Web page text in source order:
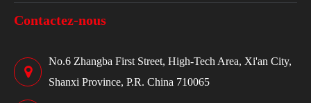
Contactez-nous
No.6 Zhangba First Street, High-Tech Area, Xi'an City,
Shanxi Province, P.R. China 710065